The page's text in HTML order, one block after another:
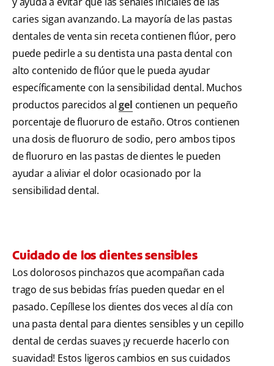
caries sigan avanzando. La mayoría de las pastas
dentales de venta sin receta contienen flúor, pero
puede pedirle a su dentista una pasta dental con
alto contenido de flúor que le pueda ayudar
específicamente con la sensibilidad dental. Muchos
productos parecidos algel contienen un pequeño
porcentaje de fluoruro de estaño. Otros contienen
una dosis de fluoruro de sodio, pero ambos tipos
de fluoruro en las pastas de dientes le pueden
ayudar a aliviar el dolor ocasionado por la
sensibilidad dental.
Cuidado de los dientes sensibles
Los dolorosos pinchazos que acompañan cada
trago de sus bebidas frías pueden quedar en el
pasado. Cepíllese los dientes dos veces al día con
una pasta dental para dientes sensibles y un cepillo
dental de cerdas suaves ¡y recuerde hacerlo con
suavidad! Estos ligeros cambios en sus cuidados